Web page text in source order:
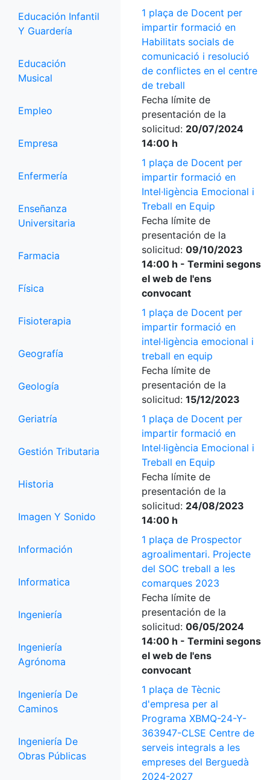
Educación Infantil
Y Guardería
Educación
Musical
Empleo
Empresa
Enfermería
Enseñanza
Universitaria
Farmacia
Física
Fisioterapia
Geografía
Geología
Geriatría
Gestión Tributaria
Historia
Imagen Y Sonido
Información
Informatica
Ingeniería
Ingeniería
Agrónoma
Ingeniería De
Caminos
Ingeniería De
Obras Públicas
1 plaça de Docent per
impartir formació en
Habilitats socials de
comunicació i resolució
de conflictes en el centre
de treball
Fecha límite de
presentación de la
solicitud: 20/07/2024
14:00 h
1 plaça de Docent per
impartir formació en
Intel·ligència Emocional i
Treball en Equip
Fecha límite de
presentación de la
solicitud: 09/10/2023
14:00 h - Termini segons
el web de l'ens
convocant
1 plaça de Docent per
impartir formació en
intel·ligència emocional i
treball en equip
Fecha límite de
presentación de la
solicitud: 15/12/2023
1 plaça de Docent per
impartir formació en
Intel·ligència Emocional i
Treball en Equip
Fecha límite de
presentación de la
solicitud: 24/08/2023
14:00 h
1 plaça de Prospector
agroalimentari. Projecte
del SOC treball a les
comarques 2023
Fecha límite de
presentación de la
solicitud: 06/05/2024
14:00 h - Termini segons
el web de l'ens
convocant
1 plaça de Tècnic
d'empresa per al
Programa XBMQ-24-Y-
363947-CLSE Centre de
serveis integrals a les
empreses del Berguedà
2024-2027